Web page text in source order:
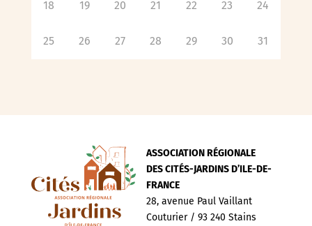
18 19 20 21 22 23 24
25 26 27 28 29 30 31
ASSOCIATION RÉGIONALE
DES CITÉS-JARDINS D’ILE-DE-
FRANCE
28, avenue Paul Vaillant
Couturier / 93 240 Stains